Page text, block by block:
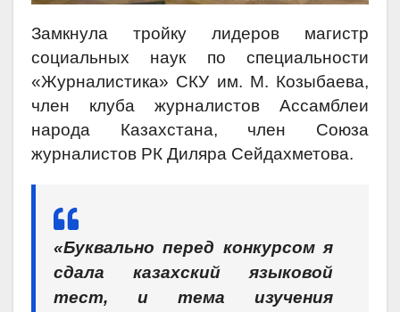
Замкнула тройку лидеров магистр
социальных наук по специальности
«Журналистика» СКУ им. М. Козыбаева,
член клуба журналистов Ассамблеи
народа Казахстана, член Союза
журналистов РК Диляра Сейдахметова.
«Буквально перед конкурсом я
сдала казахский языковой
тест, и тема изучения